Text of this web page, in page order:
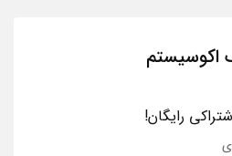
اکوسیستم
رایگان!